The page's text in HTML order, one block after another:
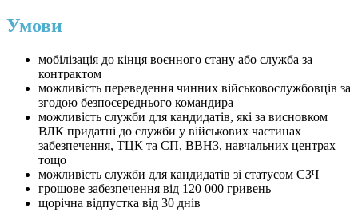
Умови
мобілізація до кінця воєнного стану або служба за
контрактом
можливість переведення чинних військовослужбовців за
згодою безпосереднього командира
можливість служби для кандидатів, які за висновком
ВЛК придатні до служби у військових частинах
забезпечення, ТЦК та СП, ВВНЗ, навчальних центрах
тощо
можливість служби для кандидатів зі статусом СЗЧ
грошове забезпечення від 120 000 гривень
щорічна відпустка від 30 днів